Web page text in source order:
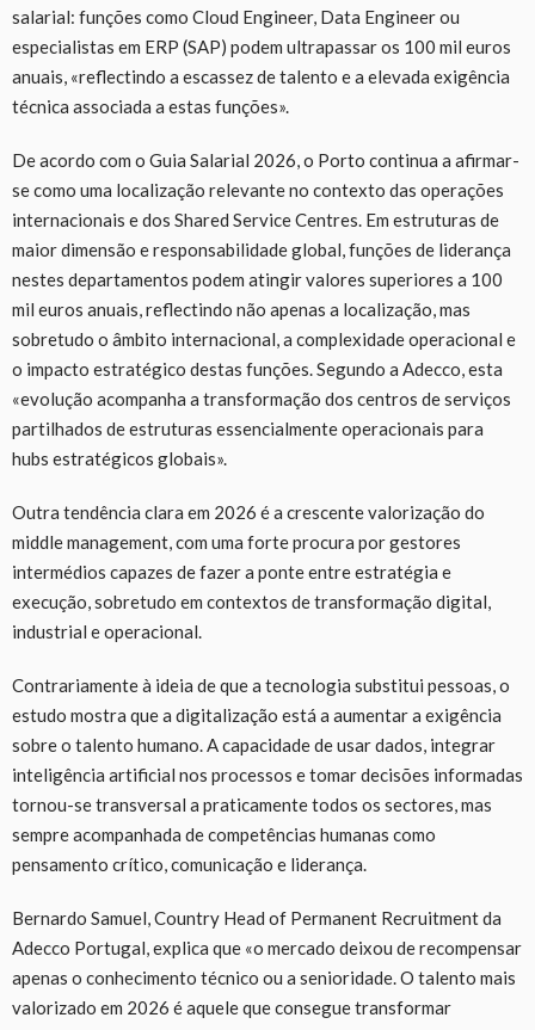
salarial: funções como Cloud Engineer, Data Engineer ou
especialistas em ERP (SAP) podem ultrapassar os 100 mil euros
anuais, «reflectindo a escassez de talento e a elevada exigência
técnica associada a estas funções».
De acordo com o Guia Salarial 2026, o Porto continua a afirmar-
se como uma localização relevante no contexto das operações
internacionais e dos Shared Service Centres. Em estruturas de
maior dimensão e responsabilidade global, funções de liderança
nestes departamentos podem atingir valores superiores a 100
mil euros anuais, reflectindo não apenas a localização, mas
sobretudo o âmbito internacional, a complexidade operacional e
o impacto estratégico destas funções. Segundo a Adecco, esta
«evolução acompanha a transformação dos centros de serviços
partilhados de estruturas essencialmente operacionais para
hubs estratégicos globais».
Outra tendência clara em 2026 é a crescente valorização do
middle management, com uma forte procura por gestores
intermédios capazes de fazer a ponte entre estratégia e
execução, sobretudo em contextos de transformação digital,
industrial e operacional.
Contrariamente à ideia de que a tecnologia substitui pessoas, o
estudo mostra que a digitalização está a aumentar a exigência
sobre o talento humano. A capacidade de usar dados, integrar
inteligência artificial nos processos e tomar decisões informadas
tornou-se transversal a praticamente todos os sectores, mas
sempre acompanhada de competências humanas como
pensamento crítico, comunicação e liderança.
Bernardo Samuel, Country Head of Permanent Recruitment da
Adecco Portugal, explica que «o mercado deixou de recompensar
apenas o conhecimento técnico ou a senioridade. O talento mais
valorizado em 2026 é aquele que consegue transformar